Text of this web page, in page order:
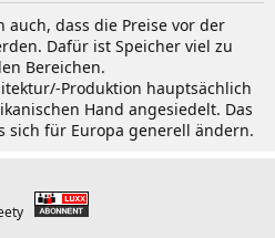
dass die Preise vor der
Dafür ist Speicher viel zu
Bereichen.
Produktion hauptsächlich
Hand angesiedelt. Das
sich für Europa generell ändern.